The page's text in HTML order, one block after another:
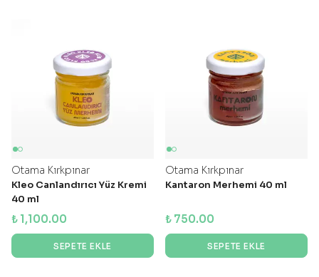
Otama Kırkpınar
Kleo Canlandırıcı Yüz Kremi
40 ml
₺ 1,100.00
SEPETE EKLE
Otama Kırkpınar
Kantaron Merhemi 40 ml
₺ 750.00
SEPETE EKLE